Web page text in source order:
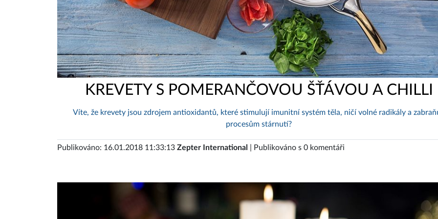
KREVETY S POMERANČOVOU ŠŤÁVOU A CHILLI
Víte, že krevety jsou zdrojem antioxidantů, které stimulují imunitní systém těla, ničí volné radikály a
procesům stárnutí?
Publikováno: 16.01.2018 11:33:13 Zepter International | Publikováno s 0 komentáři